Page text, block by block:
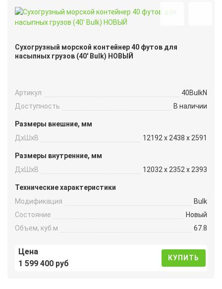
Сухогрузный морской контейнер 40 футов для
насыпных грузов (40′ Bulk) НОВЫЙ
Артикул
40BulkN
Доступность
В наличии
Размеры внешние, мм
ДxШxВ
12192 x 2438 x 2591
Размеры внутренние, мм
ДxШxВ
12032 x 2352 x 2393
Технические характеристики
Модификация
Bulk
Состояние
Новый
Объем, куб.м
67.8
Цена
1 599 400 руб
КУПИТЬ